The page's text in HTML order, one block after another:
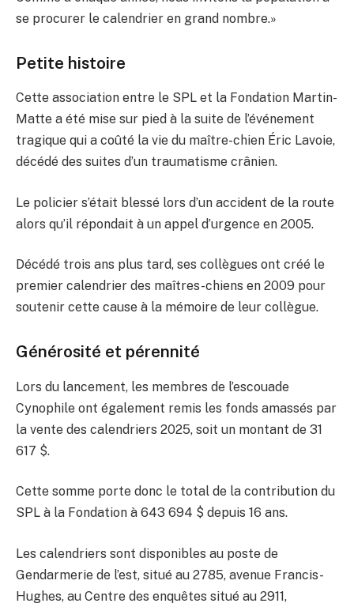
se procurer le calendrier en grand nombre.»
Petite histoire
Cette association entre le SPL et la Fondation Martin-
Matte a été mise sur pied à la suite de l’événement
tragique qui a coûté la vie du maître-chien Éric Lavoie,
décédé des suites d’un traumatisme crânien.
Le policier s’était blessé lors d’un accident de la route
alors qu’il répondait à un appel d’urgence en 2005.
Décédé trois ans plus tard, ses collègues ont créé le
premier calendrier des maîtres-chiens en 2009 pour
soutenir cette cause à la mémoire de leur collègue.
Générosité et pérennité
Lors du lancement, les membres de l’escouade
Cynophile ont également remis les fonds amassés par
la vente des calendriers 2025, soit un montant de 31
617 $.
Cette somme porte donc le total de la contribution du
SPL à la Fondation à 643 694 $ depuis 16 ans.
Les calendriers sont disponibles au poste de
Gendarmerie de l’est, situé au 2785, avenue Francis-
Hughes, au Centre des enquêtes situé au 2911,